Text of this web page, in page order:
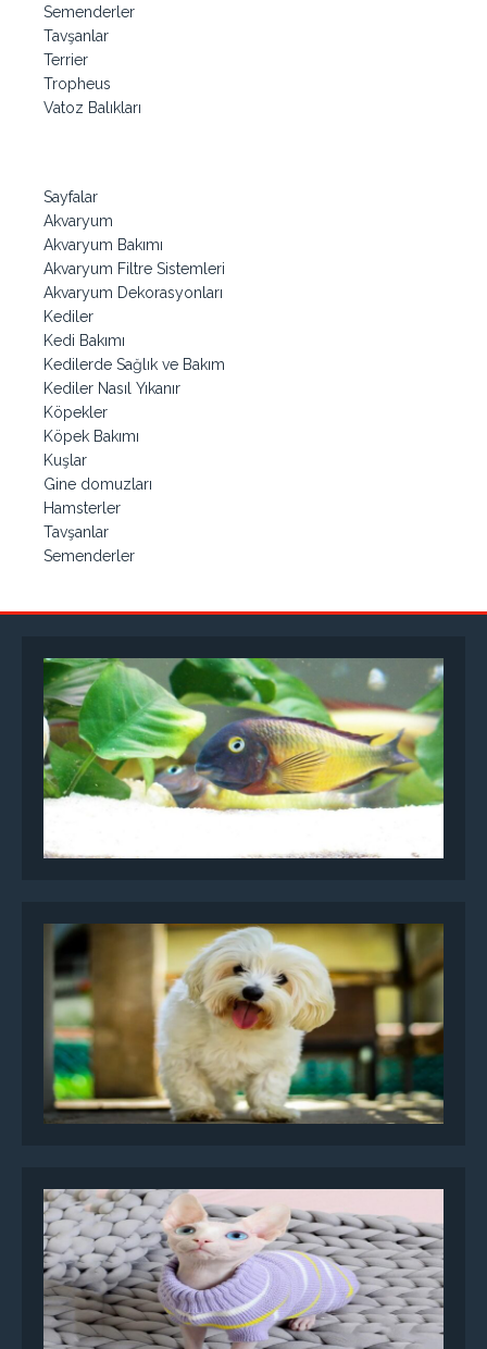
Semenderler
Tavşanlar
Terrier
Tropheus
Vatoz Balıkları
Sayfalar
Akvaryum
Akvaryum Bakımı
Akvaryum Filtre Sistemleri
Akvaryum Dekorasyonları
Kediler
Kedi Bakımı
Kedilerde Sağlık ve Bakım
Kediler Nasıl Yıkanır
Köpekler
Köpek Bakımı
Kuşlar
Gine domuzları
Hamsterler
Tavşanlar
Semenderler